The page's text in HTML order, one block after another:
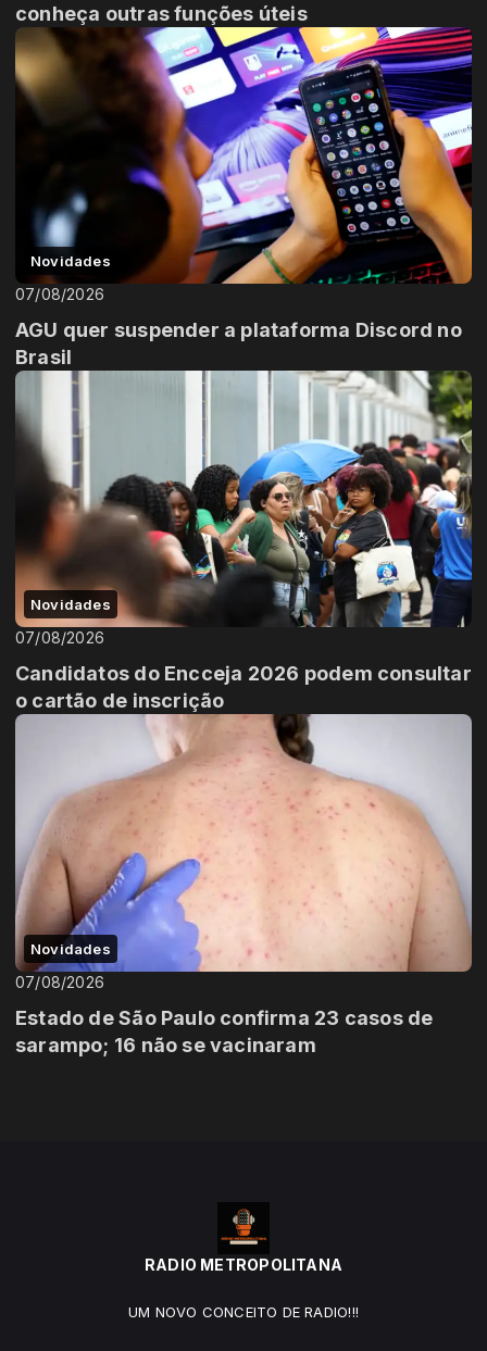
conheça outras funções úteis
Novidades
07/08/2026
AGU quer suspender a plataforma Discord no
Brasil
Novidades
07/08/2026
Candidatos do Encceja 2026 podem consultar
o cartão de inscrição
Novidades
07/08/2026
Estado de São Paulo confirma 23 casos de
sarampo; 16 não se vacinaram
RADIO METROPOLITANA
UM NOVO CONCEITO DE RADIO!!!